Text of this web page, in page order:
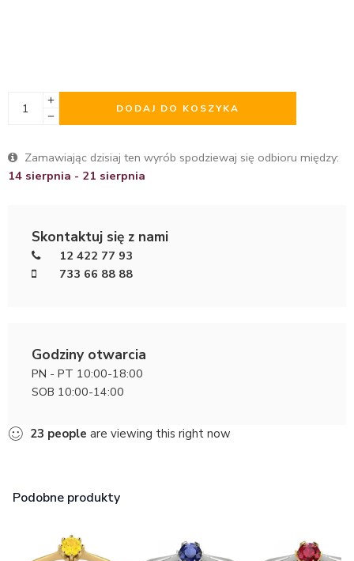
DODAJ DO KOSZYKA
Zamawiając dzisiaj ten wyrób spodziewaj się odbioru między:
14 sierpnia - 21 sierpnia
Skontaktuj się z nami
12 422 77 93
733 66 88 88
Godziny otwarcia
PN - PT 10:00-18:00
SOB 10:00-14:00
23 people are viewing this right now
Podobne produkty